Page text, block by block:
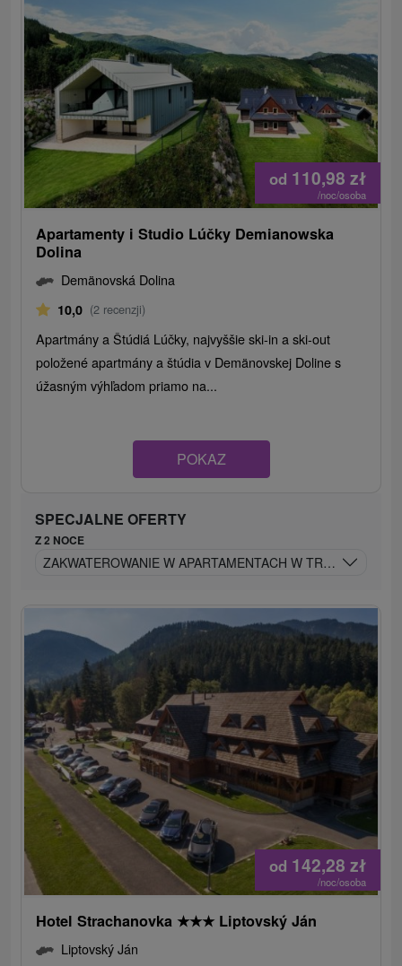
od 110,98 zł
/noc/osoba
Apartamenty i Studio Lúčky Demianowska
Dolina
Demänovská Dolina
10,0 (2 recenzji)
Apartmány a Štúdiá Lúčky, najvyššie ski-in a ski-out
položené apartmány a štúdia v Demänovskej Doline s
úžasným výhľadom priamo na...
POKAZ
SPECJALNE OFERTY
Z 2 NOCE
ZAKWATEROWANIE W APARTAMENTACH W
od 142,28 zł
/noc/osoba
Hotel Strachanovka ★★★ Liptovský Ján
Liptovský Ján